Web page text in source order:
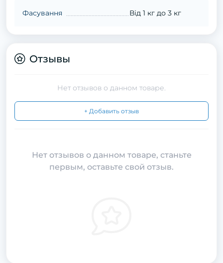
Фасування Від 1 кг до 3 кг
Отзывы
Нет отзывов о данном товаре.
+ Добавить отзыв
Нет отзывов о данном товаре, станьте
первым, оставьте свой отзыв.